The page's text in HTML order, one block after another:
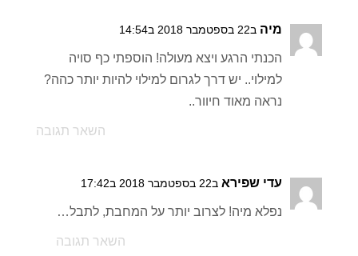
מיה ב22 בספטמבר 2018 ב14:54
הכנתי הרגע ויצא מעולה! הוספתי כף סויה
למילוי.. יש דרך לגרום למילוי להיות יותר כהה?
נראה מאוד חיוור..
השאר תגובה
עדי שפירא ב22 בספטמבר 2018 ב17:42
נפלא מיה! לצרוב יותר על המחבת, לתבל…
השאר תגובה